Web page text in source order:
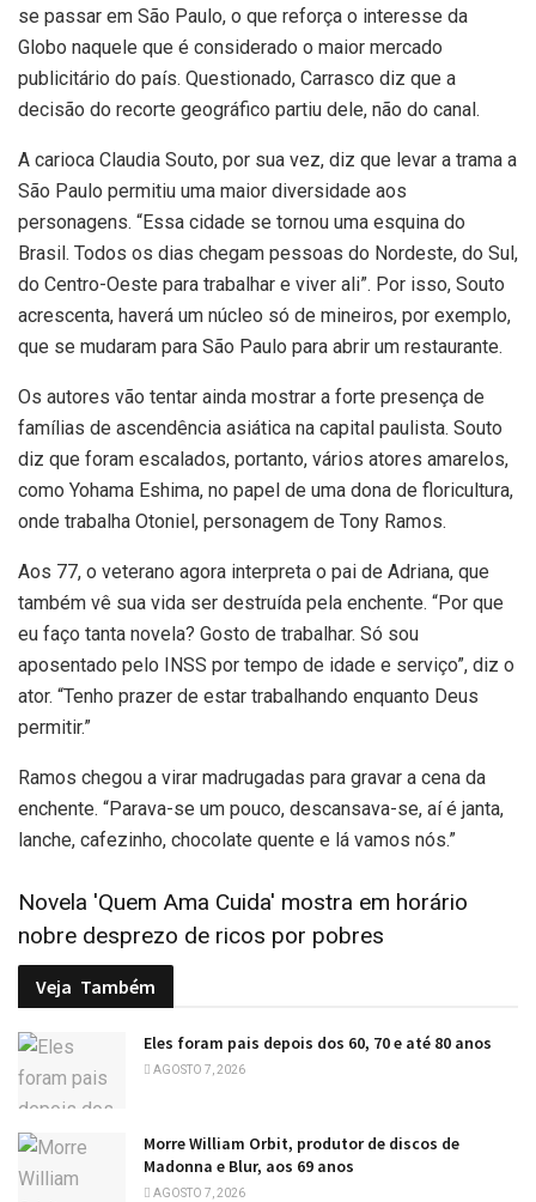
se passar em São Paulo, o que reforça o interesse da
Globo naquele que é considerado o maior mercado
publicitário do país. Questionado, Carrasco diz que a
decisão do recorte geográfico partiu dele, não do canal.
A carioca Claudia Souto, por sua vez, diz que levar a trama a
São Paulo permitiu uma maior diversidade aos
personagens. “Essa cidade se tornou uma esquina do
Brasil. Todos os dias chegam pessoas do Nordeste, do Sul,
do Centro-Oeste para trabalhar e viver ali”. Por isso, Souto
acrescenta, haverá um núcleo só de mineiros, por exemplo,
que se mudaram para São Paulo para abrir um restaurante.
Os autores vão tentar ainda mostrar a forte presença de
famílias de ascendência asiática na capital paulista. Souto
diz que foram escalados, portanto, vários atores amarelos,
como Yohama Eshima, no papel de uma dona de floricultura,
onde trabalha Otoniel, personagem de Tony Ramos.
Aos 77, o veterano agora interpreta o pai de Adriana, que
também vê sua vida ser destruída pela enchente. “Por que
eu faço tanta novela? Gosto de trabalhar. Só sou
aposentado pelo INSS por tempo de idade e serviço”, diz o
ator. “Tenho prazer de estar trabalhando enquanto Deus
permitir.”
Ramos chegou a virar madrugadas para gravar a cena da
enchente. “Parava-se um pouco, descansava-se, aí é janta,
lanche, cafezinho, chocolate quente e lá vamos nós.”
Novela 'Quem Ama Cuida' mostra em horário
nobre desprezo de ricos por pobres
Veja Também
Eles foram pais depois dos 60, 70 e até 80 anos
AGOSTO 7, 2026
Morre William Orbit, produtor de discos de
Madonna e Blur, aos 69 anos
AGOSTO 7, 2026